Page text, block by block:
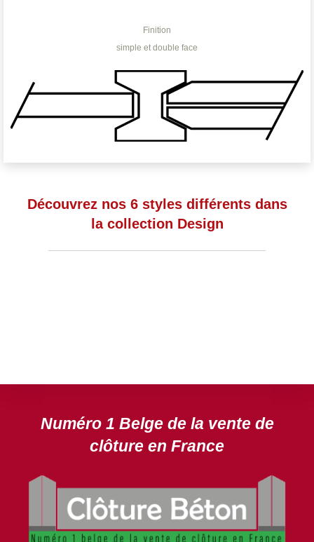
Finition
simple et double face
Découvrez nos 6 styles différents dans
la collection Design
Vous avez la moindre question ou demande concernant
l’installation d’une clôture ou parois en béton déco ?
N’hésitez pas à nous contacter ! nous vous proposerons
Numéro 1 Belge de la vente de
clôture en France